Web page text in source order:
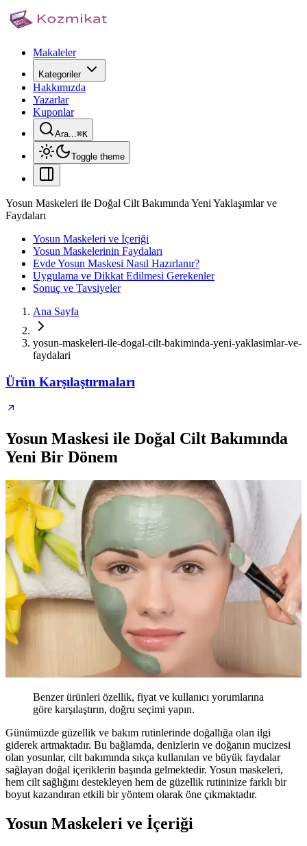
Makaleler
Kategoriler
Hakkımızda
Yazarlar
Kuponlar
Ara...⌘K
Toggle theme
Yosun Maskeleri ile Doğal Cilt Bakımında Yeni Yaklaşımlar ve
Faydaları
Yosun Maskeleri ve İçeriği
Yosun Maskelerinin Faydaları
Evde Yosun Maskesi Nasıl Hazırlanır?
Uygulama ve Dikkat Edilmesi Gerekenler
Sonuç ve Tavsiyeler
Ana Sayfa
yosun-maskeleri-ile-dogal-cilt-bakiminda-yeni-yaklasimlar-ve-
faydalari
Ürün Karşılaştırmaları
Yosun Maskesi ile Doğal Cilt Bakımında
Yeni Bir Dönem
Benzer ürünleri özellik, fiyat ve kullanıcı yorumlarına
göre karşılaştırın, doğru seçimi yapın.
Günümüzde güzellik ve bakım rutinlerinde doğallığa olan ilgi
giderek artmaktadır. Bu bağlamda, denizlerin ve doğanın mucizesi
olan yosunlar, cilt bakımında sıkça kullanılan ve büyük faydalar
sağlayan doğal içeriklerin başında gelmektedir. Yosun maskeleri,
hem cilt sağlığını destekleyen hem de güzellik rutininize farklı bir
boyut kazandıran etkili bir yöntem olarak öne çıkmaktadır.
Yosun Maskeleri ve İçeriği